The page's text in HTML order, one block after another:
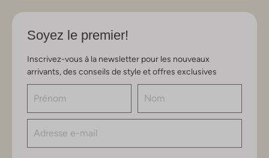
Soyez le premier!
Inscrivez-vous à la newsletter pour les nouveaux
arrivants, des conseils de style et offres exclusives